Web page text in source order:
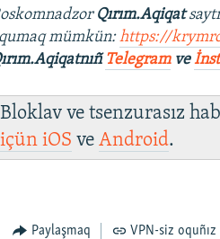
Qırım.Aqiqat
mümkün:https://
Telegramve
Bloklav ve tsenzurasız
içüniOS veAndroid.
Paylaşmaq VPN-siz oquñız